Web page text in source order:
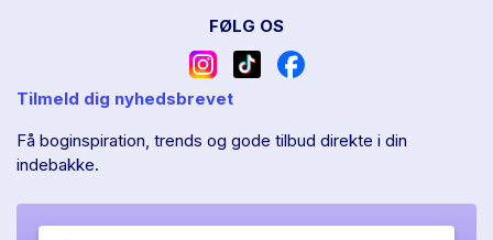
FØLG OS
Tilmeld dig nyhedsbrevet
Få boginspiration, trends og gode tilbud direkte i din
indebakke.